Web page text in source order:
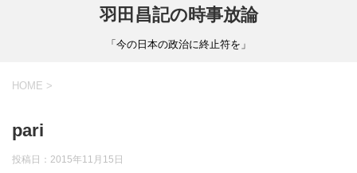
羽田昌記の時事放論
「今の日本の政治に終止符を」
HOME >
pari
投稿日： 2015年11月15日